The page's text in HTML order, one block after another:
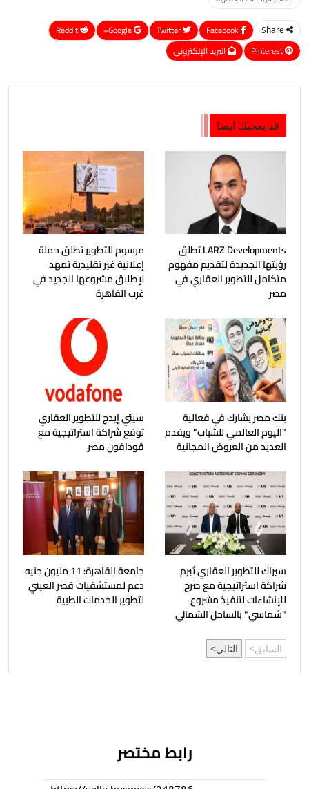
Share
Google+
ReddIt
Pinterest
البريد الإلكتروني
قد يعجبك ايضا
LARZ Developments تطلق
رؤيتها الجديدة لتقديم مفهوم
متكامل للتطوير العقاري في
مصر
مرسوم للتطوير تطلق حملة
إعلانية غير تقليدية تمهد
لإطلاق مشروعها الجديد في
غرب القاهرة
بنك مصر يشارك في فعالية
"اليوم العالمي للشباب" ويقدم
العديد من العروض المجانية
سيتي إيدج للتطوير العقاري
توقع شراكة استراتيجية مع
ڤودافون مصر
سيراك للتطوير العقاري تُبرم
شراكة استراتيجية مع صرح
للإنشاءات لتنفيذ مشروع
"شماسي" بالساحل الشمالي
جامعة القاهرة: 11 مليون جنيه
دعم لمستشفيات قصر العيني
لتطوير الخدمات الطبية
السابق التالي
رابط مختصر